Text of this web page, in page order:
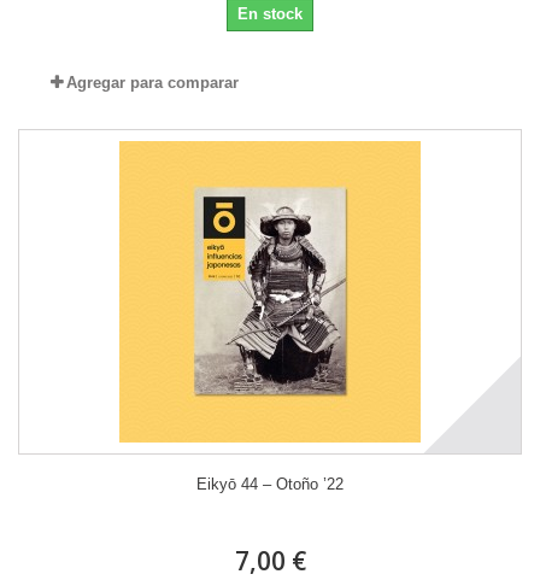
En stock
Agregar para comparar
Eikyō 44 – Otoño ’22
7,00 €